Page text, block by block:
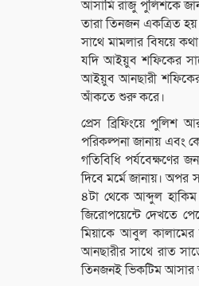
আসামি রাজু পুলিশকে
তারা তিনজন একত্রিত
সাথে মামলার বিষয়ে
যদি আইয়ুব শফিকের
আইয়ুব আনছারী শফিকের
আঁকতে শুরু করে।
প্রেস ব্রিফিংয়ে
পরিকল্পনা জানায় এবং
গতিবিধি পর্যবেক্ষণের
দিবে মর্মে জানায়।
৪টা থেকে আব্দুল
জিরোপয়েন্টে দেখতে
মিয়াকে আবুল কালামের
আনছারীর সাথে রাত
তিনজনই ভিকটিম আসার